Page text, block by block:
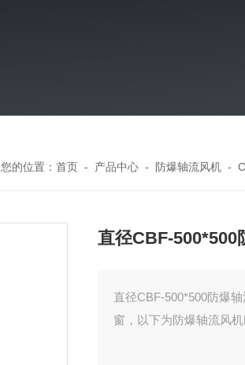
您的位置：首页 - 产品中心 - 防爆轴流风机 -
直径CBF-500*500
直径CBF-500*500防爆
窗，以下为防爆轴流风